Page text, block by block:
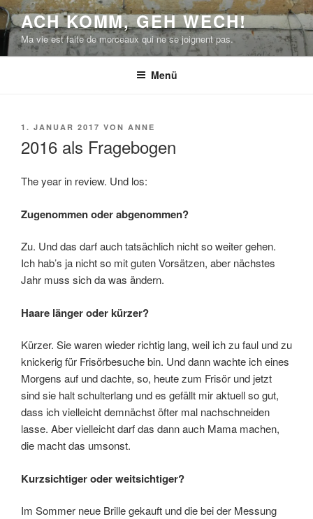
Zum
Inhalt
springen
ACH KOMM, GEH WECH!
Ma vie est faite de morceaux qui ne se joignent pas.
Menü
VERÖFFENTLICHT
1. JANUAR 2017 VON ANNE
2016 als Fragebogen
The year in review. Und los:
Zugenommen oder abgenommen?
Zu. Und das darf auch tatsächlich nicht so weiter gehen.
Ich hab’s ja nicht so mit guten Vorsätzen, aber nächstes
Jahr muss sich da was ändern.
Haare länger oder kürzer?
Kürzer. Sie waren wieder richtig lang, weil ich zu faul und zu
knickerig für Frisörbesuche bin. Und dann wachte ich eines
Morgens auf und dachte, so, heute zum Frisör und jetzt
sind sie halt schulterlang und es gefällt mir aktuell so gut,
dass ich vielleicht demnächst öfter mal nachschneiden
lasse. Aber vielleicht darf das dann auch Mama machen,
die macht das umsonst.
Kurzsichtiger oder weitsichtiger?
Im Sommer neue Brille gekauft und die bei der Messung